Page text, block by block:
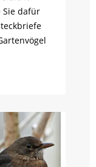
Sie dafür